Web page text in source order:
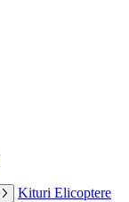
Kituri Elicoptere